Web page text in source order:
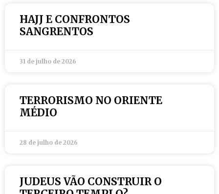
HAJJ E CONFRONTOS
SANGRENTOS
31 de julho de 2026
TERRORISMO NO ORIENTE
MÉDIO
28 de julho de 2026
JUDEUS VÃO CONSTRUIR O